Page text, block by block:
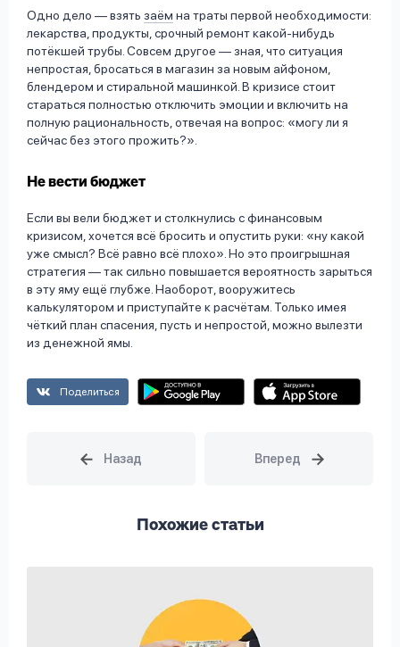
Одно дело — взять заём на траты первой необходимости:
лекарства, продукты, срочный ремонт какой-нибудь
потёкшей трубы. Совсем другое — зная, что ситуация
непростая, бросаться в магазин за новым айфоном,
блендером и стиральной машинкой. В кризисе стоит
стараться полностью отключить эмоции и включить на
полную рациональность, отвечая на вопрос: «могу ли я
сейчас без этого прожить?».
Не вести бюджет
Если вы вели бюджет и столкнулись с финансовым
кризисом, хочется всё бросить и опустить руки: «ну какой
уже смысл? Всё равно всё плохо». Но это проигрышная
стратегия — так сильно повышается вероятность зарыться
в эту яму ещё глубже. Наоборот, вооружитесь
калькулятором и приступайте к расчётам. Только имея
чёткий план спасения, пусть и непростой, можно вылезти
из денежной ямы.
Поделиться
Похожие статьи